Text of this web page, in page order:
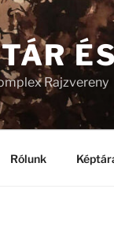
Rajzvereny
Rólunk